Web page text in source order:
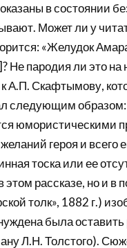
в состоянии
Может ли у
«Желудок
Не пародия ли это
А.П. Скафтымову,
следующим
юмористическими
героя и всего
тоска или ее
этом рассказе, но и
толк», 1882 г.)
была
Л.Н. Толстого).